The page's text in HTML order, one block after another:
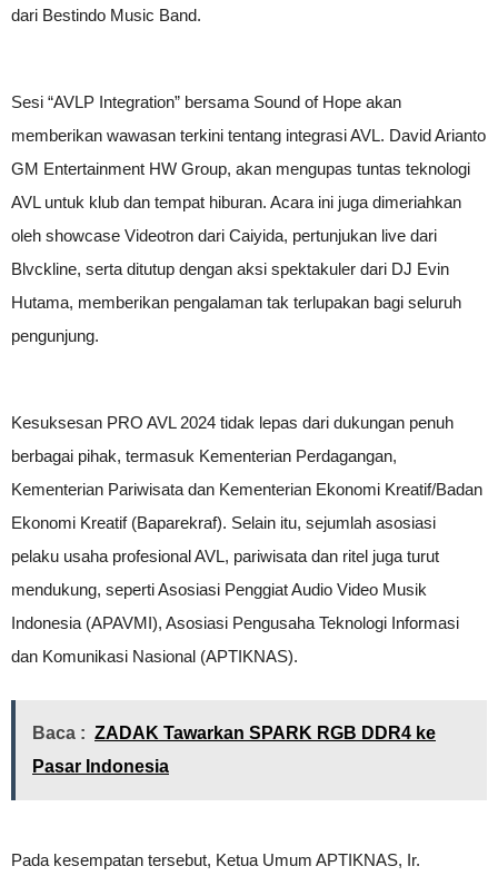
dari Bestindo Music Band.
Sesi “AVLP Integration” bersama Sound of Hope akan
memberikan wawasan terkini tentang integrasi AVL. David Arianto
GM Entertainment HW Group, akan mengupas tuntas teknologi
AVL untuk klub dan tempat hiburan. Acara ini juga dimeriahkan
oleh showcase Videotron dari Caiyida, pertunjukan live dari
Blvckline, serta ditutup dengan aksi spektakuler dari DJ Evin
Hutama, memberikan pengalaman tak terlupakan bagi seluruh
pengunjung.
Kesuksesan PRO AVL 2024 tidak lepas dari dukungan penuh
berbagai pihak, termasuk Kementerian Perdagangan,
Kementerian Pariwisata dan Kementerian Ekonomi Kreatif/Badan
Ekonomi Kreatif (Baparekraf). Selain itu, sejumlah asosiasi
pelaku usaha profesional AVL, pariwisata dan ritel juga turut
mendukung, seperti Asosiasi Penggiat Audio Video Musik
Indonesia (APAVMI), Asosiasi Pengusaha Teknologi Informasi
dan Komunikasi Nasional (APTIKNAS).
Baca : ZADAK Tawarkan SPARK RGB DDR4 ke
Pasar Indonesia
Pada kesempatan tersebut, Ketua Umum APTIKNAS, Ir.